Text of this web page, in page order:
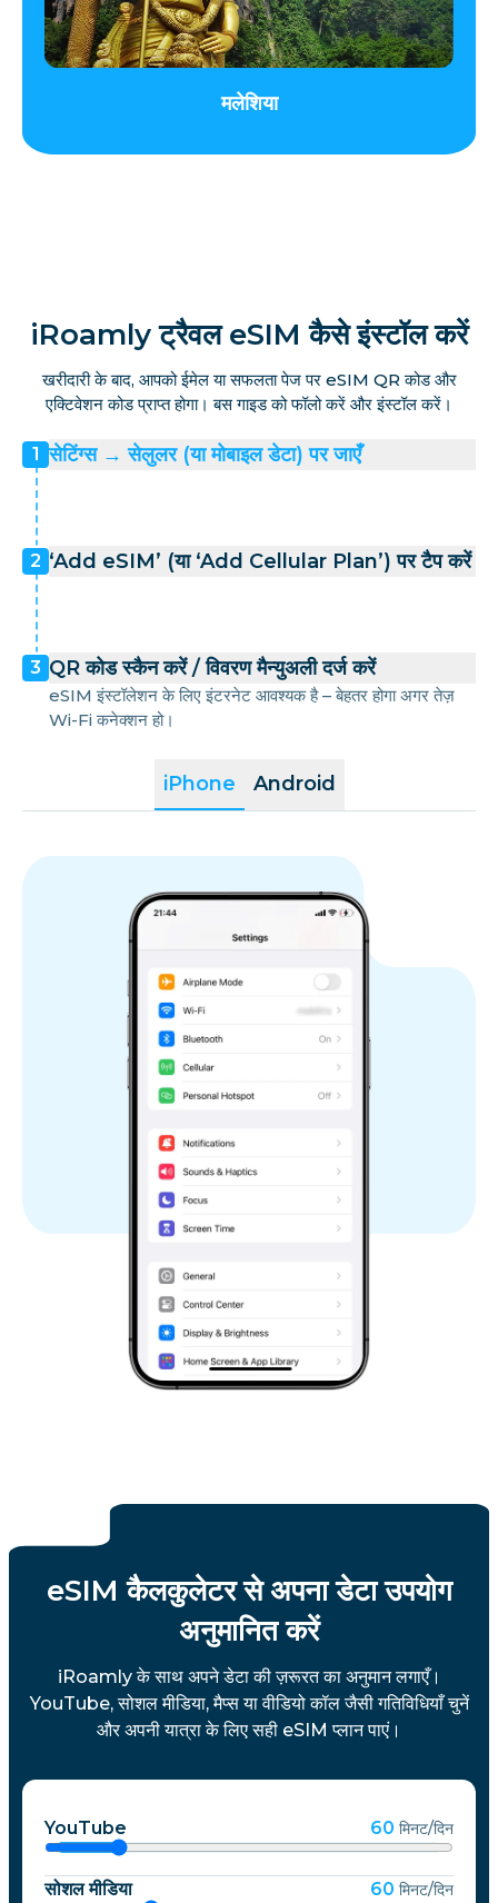
मलेशिया
iRoamly ट्रैवल eSIM कैसे इंस्टॉल करें
खरीदारी के बाद, आपको ईमेल या सफलता पेज पर eSIM QR कोड और
एक्टिवेशन कोड प्राप्त होगा। बस गाइड को फॉलो करें और इंस्टॉल करें।
iPhone Android
1 सेटिंग्स → सेलुलर (या मोबाइल डेटा) पर जाएँ
2 ‘Add eSIM’ (या ‘Add Cellular Plan’) पर टैप करें
3 QR कोड स्कैन करें / विवरण मैन्युअली दर्ज करें
eSIM इंस्टॉलेशन के लिए इंटरनेट आवश्यक है – बेहतर होगा अगर तेज़
Wi-Fi कनेक्शन हो।
eSIM कैलकुलेटर से अपना डेटा उपयोग
अनुमानित करें
iRoamly के साथ अपने डेटा की ज़रूरत का अनुमान लगाएँ।
YouTube, सोशल मीडिया, मैप्स या वीडियो कॉल जैसी गतिविधियाँ चुनें
और अपनी यात्रा के लिए सही eSIM प्लान पाएं।
YouTube 60 मिनट/दिन
सोशल मीडिया 60 मिनट/दिन